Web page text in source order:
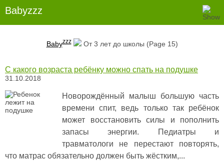
Babyzzz
Babyzzz От 3 лет до школы (Page 15)
С какого возраста ребёнку можно спать на подушке
31.10.2018
Новорождённый малыш большую часть
времени спит, ведь только так ребёнок
может восстановить силы и пополнить
запасы энергии. Педиатры и
травматологи не перестают повторять,
что матрас обязательно должен быть жёстким,...